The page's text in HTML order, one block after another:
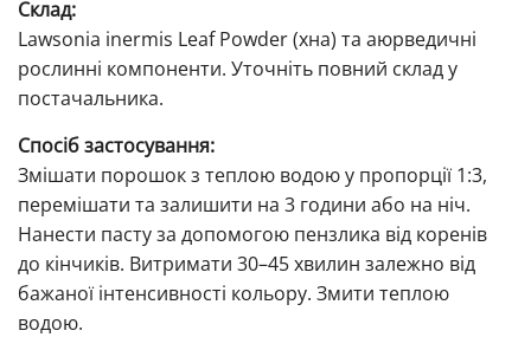
Склад:
Lawsonia inermis Leaf Powder (хна) та аюрведичні
рослинні компоненти. Уточніть повний склад у
постачальника.
Спосіб застосування:
Змішати порошок з теплою водою у пропорції 1:3,
перемішати та залишити на 3 години або на ніч.
Нанести пасту за допомогою пензлика від коренів
до кінчиків. Витримати 30–45 хвилин залежно від
бажаної інтенсивності кольору. Змити теплою
водою.